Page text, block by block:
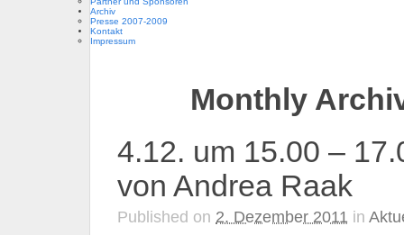
Archiv
Presse 2007-2009
Kontakt
Impressum
Monthly
4.12. um 15.00 –
von Andrea Raak
Published on 2. Dezember 2011 in